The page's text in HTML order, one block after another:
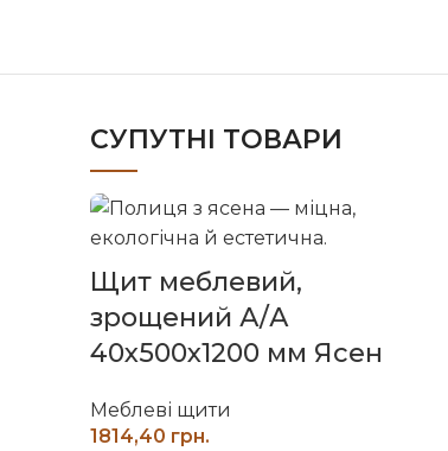
СУПУТНІ ТОВАРИ
Щит меблевий,
зрощений А/А
40х500х1200 мм Ясен
Меблеві щити
грн.